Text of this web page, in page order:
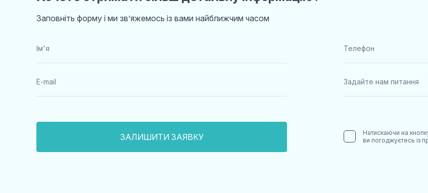
Заповніть форму і ми звʼяжемось із вами найближчим часом
Натискаючи на
ви погоджуєтесь із